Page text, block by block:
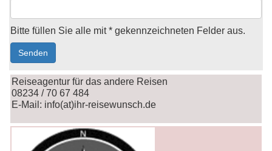
Bitte füllen Sie alle mit * gekennzeichneten Felder aus.
Reiseagentur für das andere Reisen
08234 / 70 67 484
E-Mail: info(at)ihr-reisewunsch.de